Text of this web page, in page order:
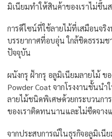
มิเนียมทำให้สินค้าของเราไม่ขึ้น
การดีไซน์ที่ใช้ลายไม้ที่เสมือนจริ
บรรยากาศที่อบอุ่น ใกล้ชิดธรรม
ปัจจุบัน
ผนังกรุ ฝ้ากรุ อลูมิเนียมลายไม้ ข
Powder Coat จากโรงงานชั้นน
ลายไม้ชนิดพิเศษด้วยกระบวนก
ของเราติดทนนานและไม่ซืดจาง
จากประสบการณ์ในธุรกิจอลูมิเนี